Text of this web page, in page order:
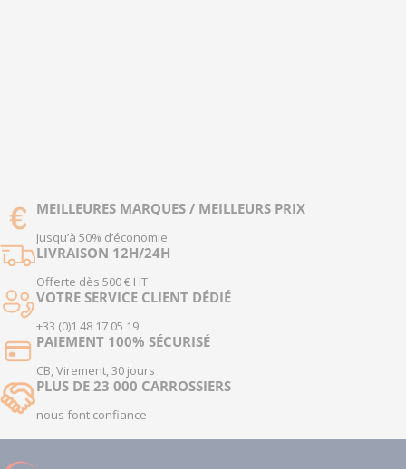
MEILLEURES MARQUES / MEILLEURS PRIX
Jusqu’à 50% d’économie
LIVRAISON 12H/24H
Offerte dès 500 € HT
VOTRE SERVICE CLIENT DÉDIÉ
+33 (0)1 48 17 05 19
PAIEMENT 100% SÉCURISÉ
CB, Virement, 30 jours
PLUS DE 23 000 CARROSSIERS
nous font confiance